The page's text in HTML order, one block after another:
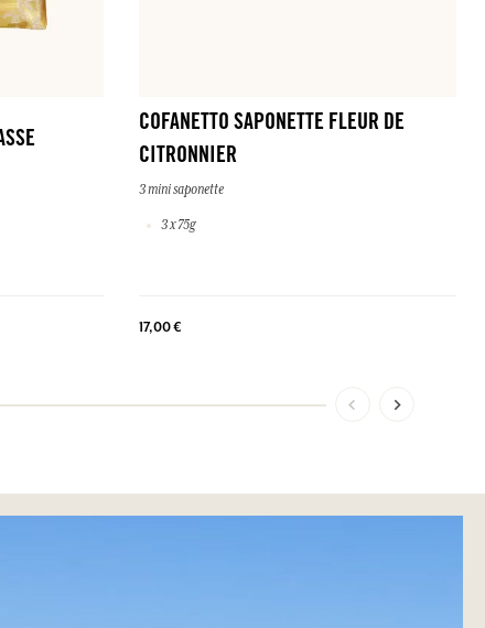
COFANETTO SAPONETTE FLEUR DE
CITRONNIER
3 mini saponette
3 x 75g
17,00 €